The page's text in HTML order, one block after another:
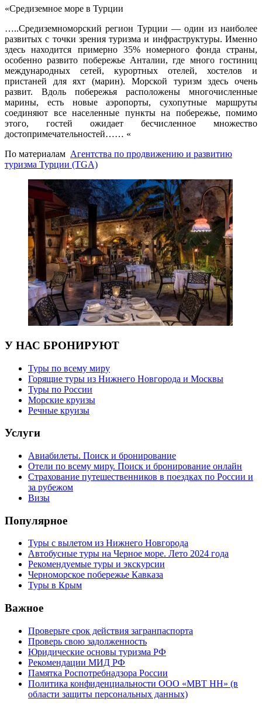
«Средиземное море в Турции
…..Средиземноморский регион Турции — один из наиболее
развитых с точки зрения туризма и инфраструктуры. Именно
здесь находится примерно 35% номерного фонда страны,
особенно развито побережье Анталии, где много гостиниц
международных сетей, курортных отелей, хостелов и
пристаней для яхт (марин). Морской туризм здесь очень
развит. Вдоль побережья расположены многочисленные
марины, есть новые аэропорты, сухопутные маршруты
соединяют все населенные пункты на побережье, помимо
этого, гостей ожидает бесчисленное множество
достопримечательностей…… «
По материалам Агентства по продвижению и развитию
туризма Турции (TGA)
У НАС БРОНИРУЮТ
Туры по всему миру
Горящие туры из Нижнего Новгорода и Москвы
Туры по России
Морские круизы
Речные круизы
Услуги
Авиабилеты. Поиск и бронирование
Отели по всему миру. Поиск и бронирование онлайн
Страхование путешественников в поездках по России и
за рубежом
Визы
Популярное
Туры с вылетом из Нижнего Новгорода
Автобусные туры на Черное море. Лето 2024 года
Рекомендуемые туры и экскурсии
Черноморское побережье Кавказа
Туры в Крым
Важное
Проверьте срок действия загранпаспорта
Проверь свою задолженность
Юридические основы туризма РФ
Рекомендации МИД РФ
Памятка Роспотребнадзора России
Политика конфиденциальности ООО «МВТ НН» (в
области защиты персональных данных)